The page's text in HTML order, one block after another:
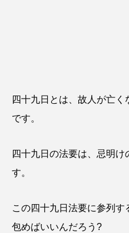
四十九日とは、故人が亡
です。
四十九日の法要は、忌明け
す。
この四十九日法要に参列
包めばいいんだろう?